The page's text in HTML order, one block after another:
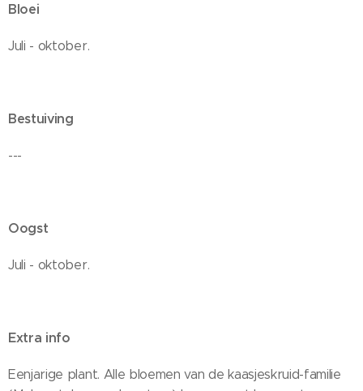
Bloei
Juli - oktober.
Bestuiving
---
Oogst
Juli - oktober.
Extra info
Eenjarige plant. Alle bloemen van de kaasjeskruid-familie